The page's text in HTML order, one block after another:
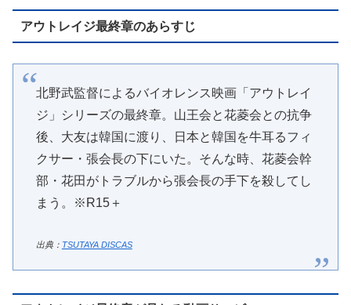
アウトレイジ最終章のあらすじ
北野武監督によるバイオレンス映画「アウトレイ
ジ」シリーズの最終章。山王会と花菱会との抗争
後、大友は韓国に渡り、日本と韓国を牛耳るフィ
クサー・張会長の下にいた。そんな時、花菱会幹
部・花田がトラブルから張会長の手下を殺してし
まう。※R15＋
出典： TSUTAYA DISCAS